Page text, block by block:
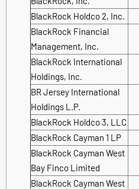
BlackRock Holdco 2, Inc.
BlackRock Financial
Management, Inc.
BlackRock International
Holdings, Inc.
BR Jersey International
Holdings L.P.
BlackRock Holdco 3, LLC
BlackRock Cayman 1 LP
BlackRock Cayman West
Bay Finco Limited
BlackRock Cayman West